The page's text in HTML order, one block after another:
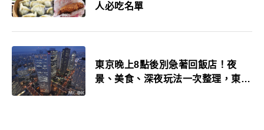
人必吃名單
東京晚上8點後別急著回飯店！夜
景、美食、深夜玩法一次整理，東京